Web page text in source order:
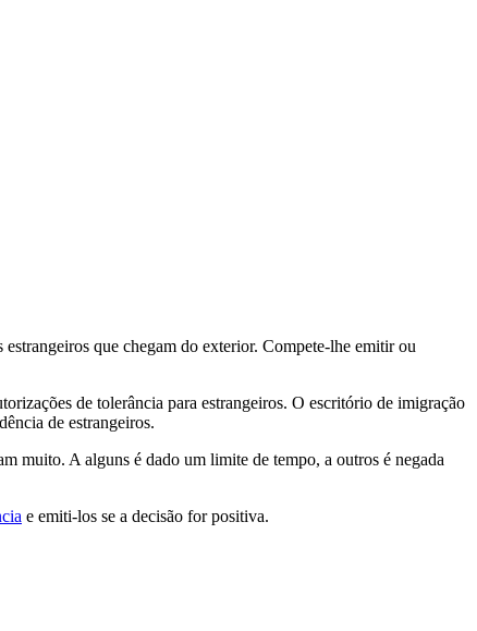
que chegam do exterior. Compete-lhe emitir ou
de tolerância para estrangeiros. O escritório de imigração
de estrangeiros.
muito. A alguns é dado um limite de tempo, a outros é negada
e emiti-los se a decisão for positiva.